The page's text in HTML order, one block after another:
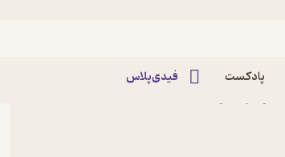
پادکست فیدی‌پلاس